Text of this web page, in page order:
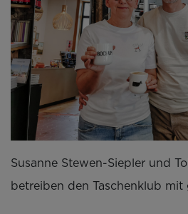
Susanne Stewen-Siepler und
betreiben den Taschenklub